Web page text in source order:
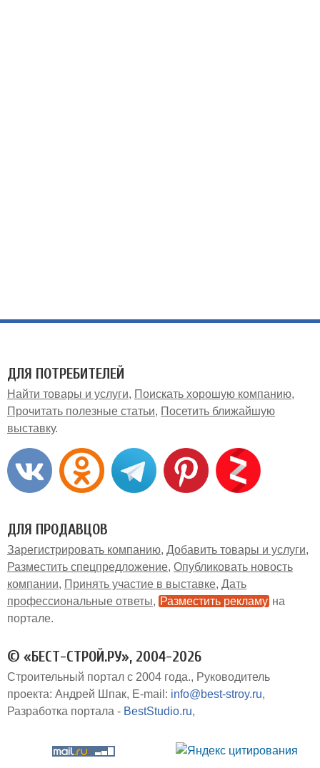
ДЛЯ ПОТРЕБИТЕЛЕЙ
Найти товары и услуги
Поискать хорошую компанию
Прочитать полезные статьи
Посетить ближайшую
выставку
ДЛЯ ПРОДАВЦОВ
Зарегистрировать компанию Добавить товары и услуги
Разместить спецпредложение Опубликовать новость
компании
Принять участие в выставке Дать
профессиональные ответы
Разместить рекламу на
портале
© «БЕСТ-СТРОЙ.РУ», 2004-2026
Строительный портал с 2004 года.
Руководитель
проекта: Андрей Шпак E-mail: info@best-stroy.ru
Разработка портала - BestStudio.ru